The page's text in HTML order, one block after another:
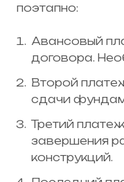
поэтапно:
Авансовый
договора.
Второй
сдачи
Третий
завершения
конструкций.